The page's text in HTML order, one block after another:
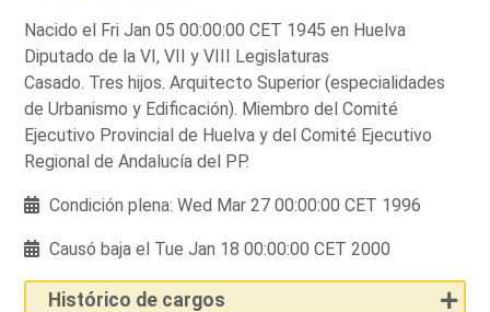
Nacido el Fri Jan 05 00:00:00 CET 1945 en Huelva
Diputado de la VI, VII y VIII Legislaturas
Casado. Tres hijos. Arquitecto Superior (especialidades
de Urbanismo y Edificación). Miembro del Comité
Ejecutivo Provincial de Huelva y del Comité Ejecutivo
Regional de Andalucía del PP.
Condición plena: Wed Mar 27 00:00:00 CET 1996
Causó baja el Tue Jan 18 00:00:00 CET 2000
Histórico de cargos